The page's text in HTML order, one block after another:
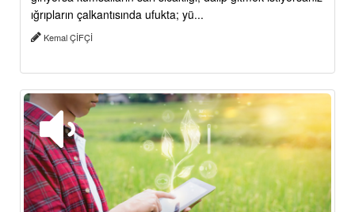
ığrıpların çalkantısında ufukta; yü...
Kemal ÇİFÇİ